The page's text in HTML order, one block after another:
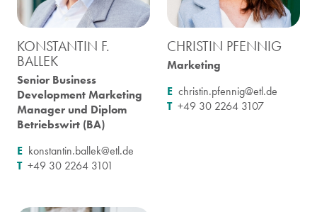
KONSTANTIN F.
BALLEK
Senior Business
Development Marketing
Manager und Diplom
Betriebswirt (BA)
E konstantin.ballek@etl.de
T +49 30 2264 3101
CHRISTIN PFENNIG
Marketing
E christin.pfennig@etl.de
T +49 30 2264 3107